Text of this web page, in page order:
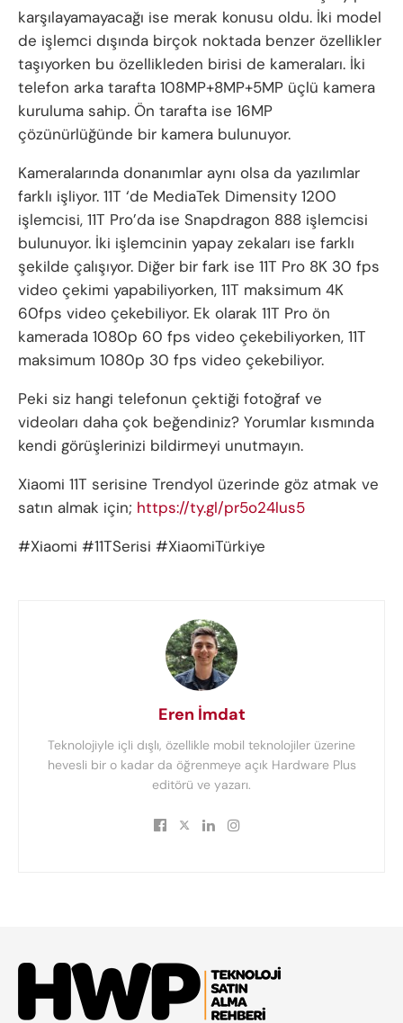
karşılayamayacağı ise merak konusu oldu. İki model
de işlemci dışında birçok noktada benzer özellikler
taşıyorken bu özellikleden birisi de kameraları. İki
telefon arka tarafta 108MP+8MP+5MP üçlü kamera
kuruluma sahip. Ön tarafta ise 16MP
çözünürlüğünde bir kamera bulunuyor.
Kameralarında donanımlar aynı olsa da yazılımlar
farklı işliyor. 11T ‘de MediaTek Dimensity 1200
işlemcisi, 11T Pro’da ise Snapdragon 888 işlemcisi
bulunuyor. İki işlemcinin yapay zekaları ise farklı
şekilde çalışıyor. Diğer bir fark ise 11T Pro 8K 30 fps
video çekimi yapabiliyorken, 11T maksimum 4K
60fps video çekebiliyor. Ek olarak 11T Pro ön
kamerada 1080p 60 fps video çekebiliyorken, 11T
maksimum 1080p 30 fps video çekebiliyor.
Peki siz hangi telefonun çektiği fotoğraf ve
videoları daha çok beğendiniz? Yorumlar kısmında
kendi görüşlerinizi bildirmeyi unutmayın.
Xiaomi 11T serisine Trendyol üzerinde göz atmak ve
satın almak için; https://ty.gl/pr5o24lus5
#Xiaomi #11TSerisi #XiaomiTürkiye
Eren İmdat
Teknolojiyle içli dışlı, özellikle mobil teknolojiler üzerine
hevesli bir o kadar da öğrenmeye açık Hardware Plus
editörü ve yazarı.